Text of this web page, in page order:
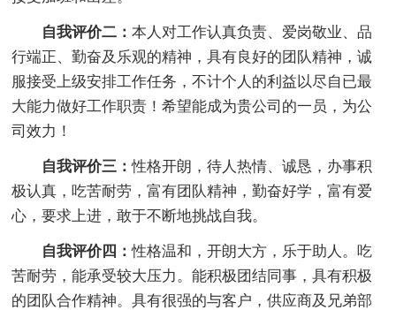
自我评价二：本人对工作认真负责、爱岗敬业、品
行端正、勤奋及乐观的精神，具有良好的团队精神，诚
服接受上级安排工作任务，不计个人的利益以尽自已最
大能力做好工作职责！希望能成为贵公司的一员，为公
司效力！
自我评价三：性格开朗，待人热情、诚恳，办事积
极认真，吃苦耐劳，富有团队精神，勤奋好学，富有爱
心，要求上进，敢于不断地挑战自我。
自我评价四：性格温和，开朗大方，乐于助人。吃
苦耐劳，能承受较大压力。能积极团结同事，具有积极
的团队合作精神。具有很强的与客户，供应商及兄弟部